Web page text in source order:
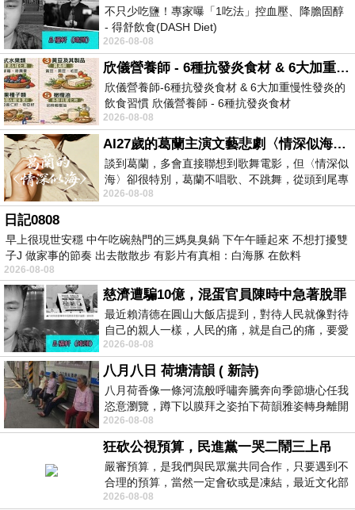
不只少吃鹽！專家曝「1吃法」控血壓、降膽固醇
- 得舒飲食(DASH Diet)
https://www.facebook.com/dietitiansophia/
posts/157966
2026-08-08
欣儀營養師 - 6種抗發炎食材 & 6大加重慢性發炎的飲食習慣
欣儀營養師-6種抗發炎食材 & 6大加重慢性發炎的
飲食習慣 欣儀營養師 - 6種抗發炎食材
https://www.facebook.com/photo/?fbid=147
2026-08-08
AI27歲的葛蘭主演文藝悲劇〈情深似海〉 #戀上老電影 #葛蘭 #粟子
談到葛蘭，多會直接聯想到歌舞電影，但〈情深似
海〉卻很特別，葛蘭不唱歌、不跳舞，從頭到尾專
心演戲。拍攝期間，經常工作超過12個鐘
2026-08-08
日記0808
早上很現世安穩 中午吃碗熱門的三媽臭臭鍋 下午午睡起來 不想打擾雙
子J 做家事的節奏 出去散散步 有影片有真相：白海豚 在飲料
2026-08-08
慈濟遭騙10億，混蛋官員陳時中急著脫罪
最近賴清德在圓山大飯店提到，對待人民就像對待
自己的親人一樣，人民的痛，就是自己的痛，要愛
民如親，說的這麼好聽，實際上根本沒做
2026-08-08
八月八日 荷塘清韻 ( 新詩)
八月荷香像一條河流般呼嘯奔騰奔向季節塘心任我
恣意瀏覽，蹲下以膜拜之姿拍下荷韻雅姿轉身離開
時我把美麗的遐想掛在亭亭葉柄上盼望
2026-08-08
狂砍公視預算，民進黨一哭二鬧三上吊
嚴審預算，是我們與民眾黨共同合作，只要遇到不
合理的預算，當然一定會砍或是凍結，最近文化部
要編列公視和Taiwan plus預算，在110年
2026-08-08